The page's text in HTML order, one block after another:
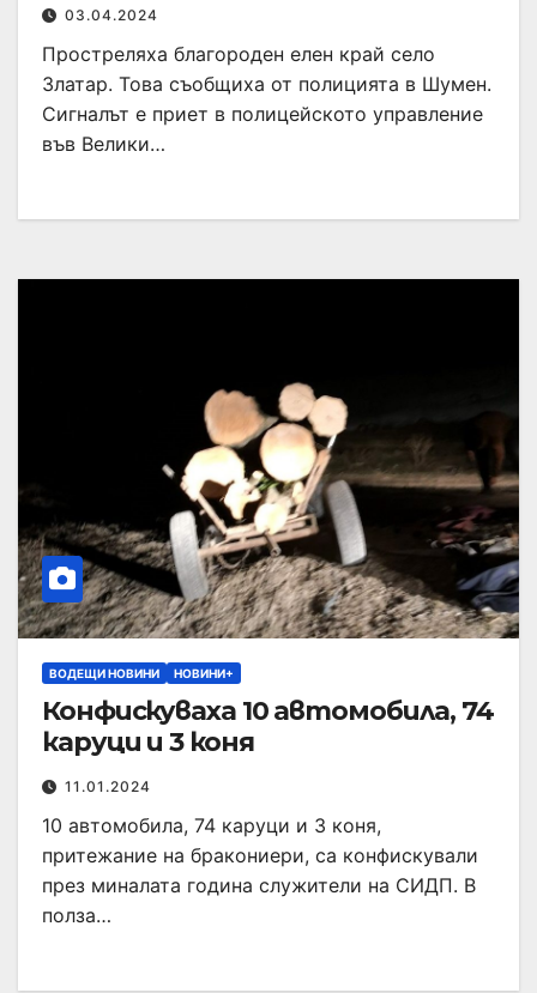
03.04.2024
Простреляха благороден елен край село
Златар. Това съобщиха от полицията в Шумен.
Сигналът е приет в полицейското управление
във Велики…
ВОДЕЩИ НОВИНИ НОВИНИ+
Конфискуваха 10 автомобила, 74
каруци и 3 коня
11.01.2024
10 автомобила, 74 каруци и 3 коня,
притежание на бракониери, са конфискували
през миналата година служители на СИДП. В
полза…